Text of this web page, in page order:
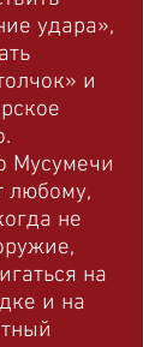
удара»,
и
Мусумечи
любому,
не
на
и на